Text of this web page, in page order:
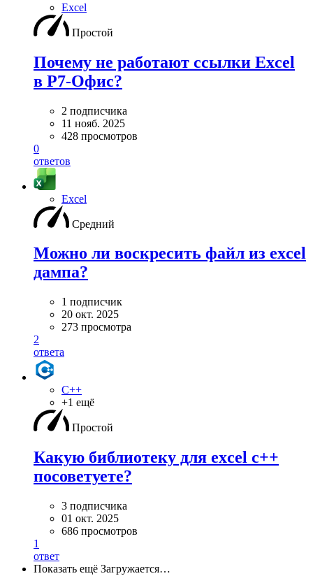
Excel
Простой
Почему не работают ссылки Excel
в Р7-Офис?
2 подписчика
11 нояб. 2025
428 просмотров
0
ответов
Excel
Средний
Можно ли воскресить файл из excel
дампа?
1 подписчик
20 окт. 2025
273 просмотра
2
ответа
C++
+1 ещё
Простой
Какую библиотеку для excel c++
посоветуете?
3 подписчика
01 окт. 2025
686 просмотров
1
ответ
Показать ещё Загружается…